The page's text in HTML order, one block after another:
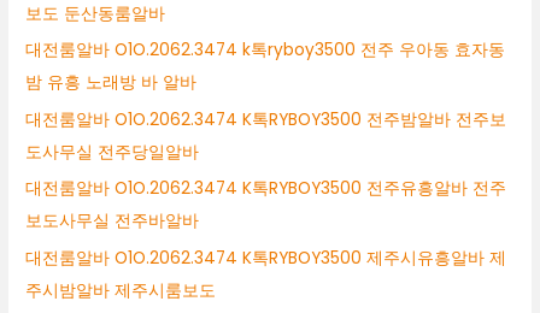
보도 둔산동룸알바
대전룸알바 O1O.2062.3474 k톡ryboy3500 전주 우아동 효자동
밤 유흥 노래방 바 알바
대전룸알바 O1O.2062.3474 K톡RYBOY3500 전주밤알바 전주보
도사무실 전주당일알바
대전룸알바 O1O.2062.3474 K톡RYBOY3500 전주유흥알바 전주
보도사무실 전주바알바
대전룸알바 O1O.2062.3474 K톡RYBOY3500 제주시유흥알바 제
주시밤알바 제주시룸보도